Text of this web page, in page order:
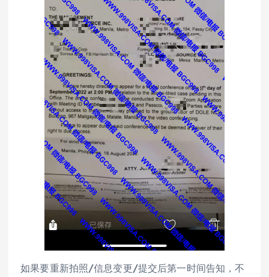
如果要重新拍照/信息变更/提交后第一时间告知，不